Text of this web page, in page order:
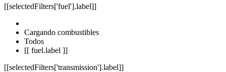
[[selectedFilters['fuel'].label]]
Cargando combustibles
Todos
[[ fuel.label ]]
[[selectedFilters['transmission'].label]]